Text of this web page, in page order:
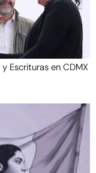
Escrituras en CDMX